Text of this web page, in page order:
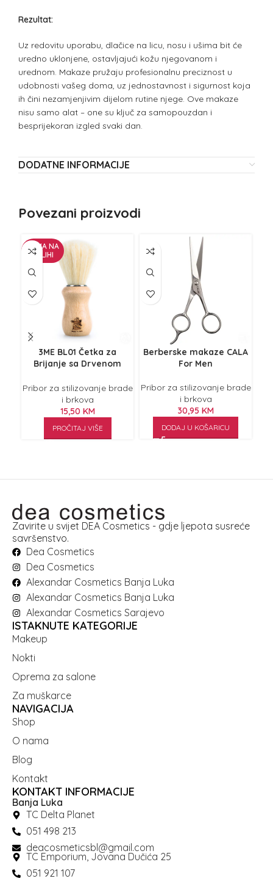
Rezultat:
Uz redovitu uporabu, dlačice na licu, nosu i ušima bit će
uredno uklonjene, ostavljajući kožu njegovanom i
urednom. Makaze pružaju profesionalnu preciznost u
udobnosti vašeg doma, uz jednostavnost i sigurnost koja
ih čini nezamjenjivim dijelom rutine njege. Ove makaze
nisu samo alat – one su ključ za samopouzdan i
besprijekoran izgled svaki dan.
DODATNE INFORMACIJE
Povezani proizvodi
NEMA NA
ZALIHI
3ME BL01 Četka za
Brijanje sa Drvenom
Pribor za stilizovanje brade
i brkova
15,50 KM
PROČITAJ VIŠE
Berberske makaze CALA
For Men
Pribor za stilizovanje brade
i brkova
30,95 KM
DODAJ U KOŠARICU
Zavirite u svijet DEA Cosmetics - gdje ljepota susreće
savršenstvo.
Dea Cosmetics
Dea Cosmetics
Alexandar Cosmetics Banja Luka
Alexandar Cosmetics Banja Luka
Alexandar Cosmetics Sarajevo
ISTAKNUTE KATEGORIJE
Makeup
Nokti
Oprema za salone
Za muškarce
NAVIGACIJA
Shop
O nama
Blog
Kontakt
KONTAKT INFORMACIJE
Banja Luka
TC Delta Planet
051 498 213
deacosmeticsbl@gmail.com
TC Emporium, Jovana Dučića 25
051 921 107